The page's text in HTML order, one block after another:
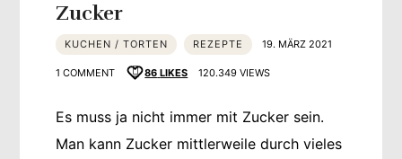
Zucker
KUCHEN / TORTEN REZEPTE 19. MÄRZ 2021
1 COMMENT 86 LIKES 120.349 VIEWS
Es muss ja nicht immer mit Zucker sein.
Man kann Zucker mittlerweile durch vieles